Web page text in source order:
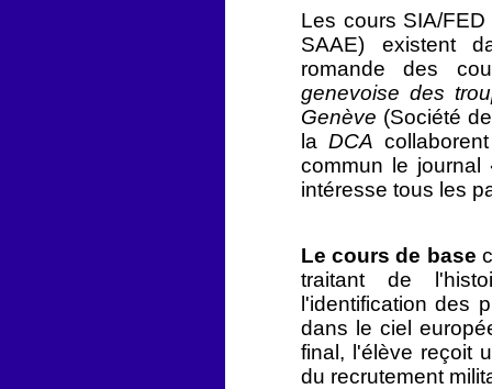
Les cours SIA/
SAAE) existent
romande des
genevoise des
Genève (Société
laDCA
commun le
intéresse tous les
Le cours de base
traitant de
l'identification des
dans le ciel
final, l'élève reçoit
du recrutement